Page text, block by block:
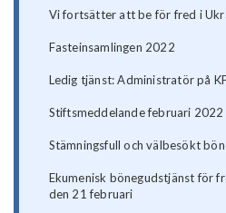
Vi fortsätter att be för fred i
Fasteinsamlingen 2022
Ledig tjänst: Administratör på
Stiftsmeddelande februari 2022
Stämningsfull och välbesökt
Ekumenisk bönegudstjänst för
den 21 februari